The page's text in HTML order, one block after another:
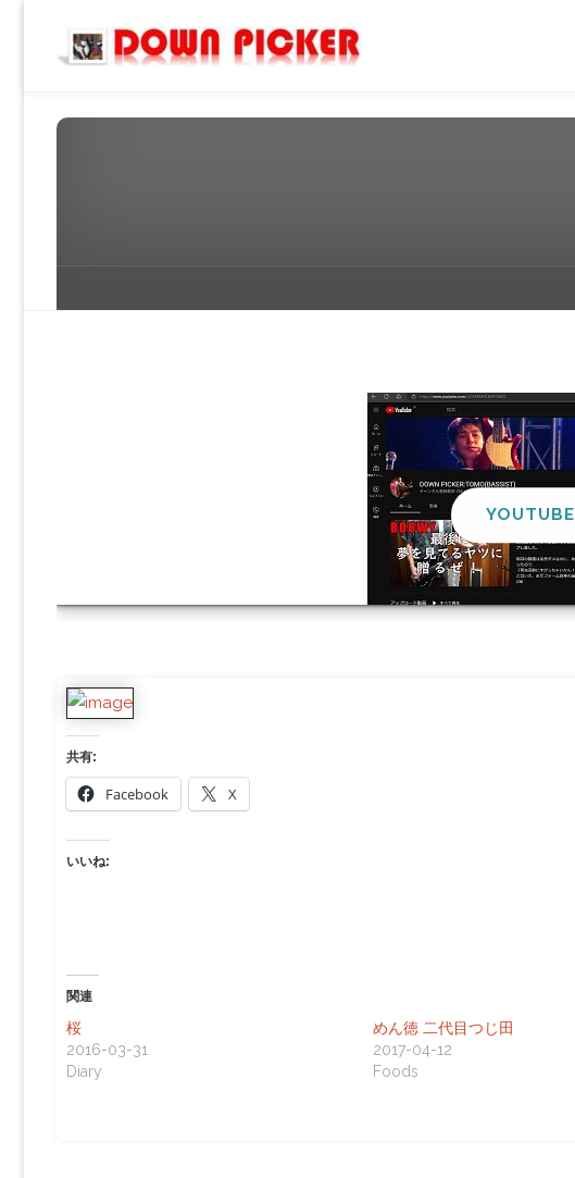
YOUTUBE
共有:
Facebook X
いいね:
関連
桜
2016-03-31
Diary
めん徳 二代目つじ田
2017-04-12
Foods